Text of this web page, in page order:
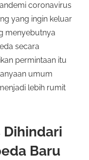
coronavirus
yang ingin keluar
menyebutnya
secara
permintaan itu
umum
lebih rumit
Dihindari
Baru